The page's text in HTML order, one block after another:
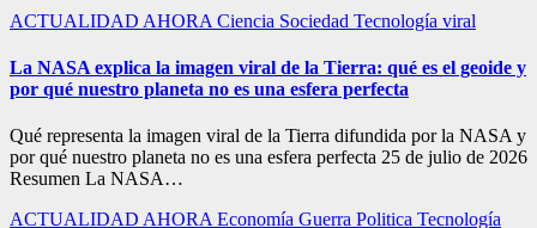
ACTUALIDAD AHORA Ciencia Sociedad Tecnología viral
La NASA explica la imagen viral de la Tierra: qué es el geoide y
por qué nuestro planeta no es una esfera perfecta
Qué representa la imagen viral de la Tierra difundida por la NASA y
por qué nuestro planeta no es una esfera perfecta 25 de julio de 2026
Resumen La NASA…
ACTUALIDAD AHORAEconomía Guerra Politica Tecnología